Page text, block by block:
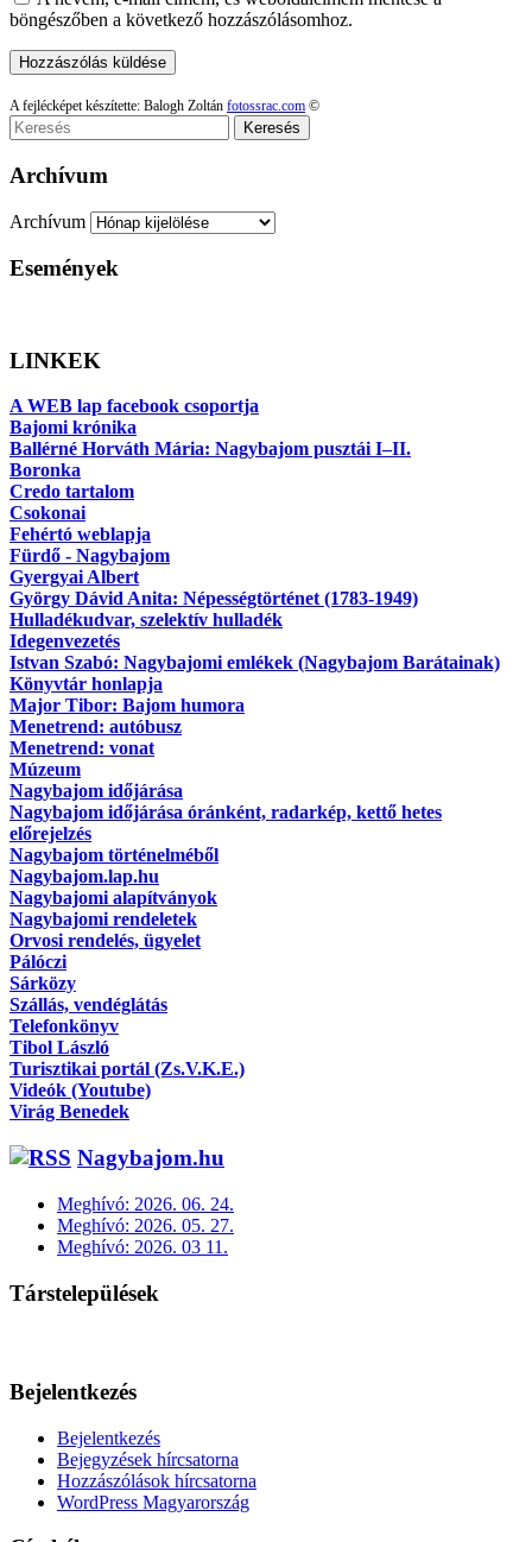
böngészőben a következő hozzászólásomhoz.
A fejlécképet készítette: Balogh Zoltán fotossrac.com ©
Keresés
Archívum
Archívum
Események
LINKEK
A WEB lap facebook csoportja
Bajomi krónika
Ballérné Horváth Mária: Nagybajom pusztái I–II.
Boronka
Credo tartalom
Csokonai
Fehértó weblapja
Fürdő - Nagybajom
Gyergyai Albert
György Dávid Anita: Népességtörténet (1783-1949)
Hulladékudvar, szelektív hulladék
Idegenvezetés
Istvan Szabó: Nagybajomi emlékek (Nagybajom Barátainak)
Könyvtár honlapja
Major Tibor: Bajom humora
Menetrend: autóbusz
Menetrend: vonat
Múzeum
Nagybajom időjárása
Nagybajom időjárása óránként, radarkép, kettő hetes
előrejelzés
Nagybajom történelméből
Nagybajom.lap.hu
Nagybajomi alapítványok
Nagybajomi rendeletek
Orvosi rendelés, ügyelet
Pálóczi
Sárközy
Szállás, vendéglátás
Telefonkönyv
Tibol László
Turisztikai portál (Zs.V.K.E.)
Videók (Youtube)
Virág Benedek
Nagybajom.hu
Meghívó: 2026. 06. 24.
Meghívó: 2026. 05. 27.
Meghívó: 2026. 03 11.
Társtelepülések
Bejelentkezés
Bejelentkezés
Bejegyzések hírcsatorna
Hozzászólások hírcsatorna
WordPress Magyarország